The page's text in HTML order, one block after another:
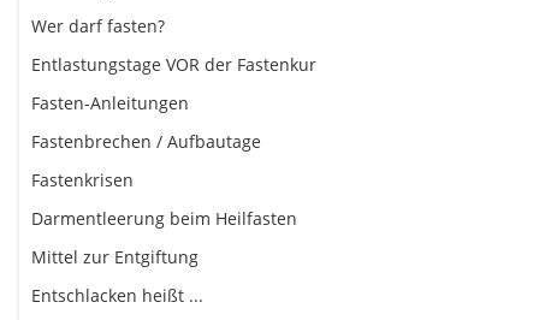
Wer darf fasten?
Entlastungstage VOR der Fastenkur
Fasten-Anleitungen
Fastenbrechen / Aufbautage
Fastenkrisen
Darmentleerung beim Heilfasten
Mittel zur Entgiftung
Entschlacken heißt ...